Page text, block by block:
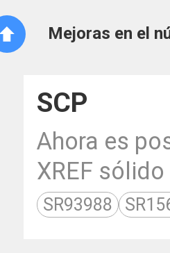
Mejoras en el
SCP
Ahora es
XREF
SR93988